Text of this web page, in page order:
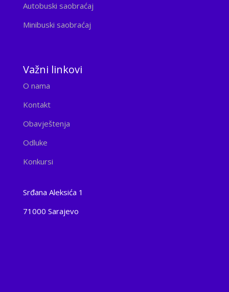
Autobuski saobraćaj
Minibuski saobraćaj
Važni linkovi
O nama
Kontakt
Obavještenja
Odluke
Konkursi
Srđana Aleksića 1
71000 Sarajevo